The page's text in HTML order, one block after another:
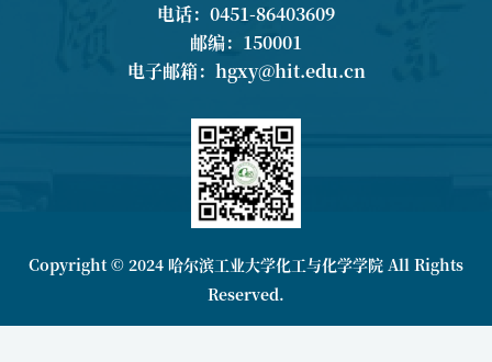
电话：0451-86403609
邮编：150001
电子邮箱： hgxy@hit.edu.cn
Copyright © 2024 哈尔滨工业大学化工与化学学院 All Rights
Reserved.